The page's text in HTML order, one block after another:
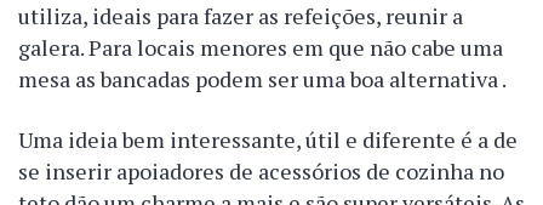
utiliza, ideais para fazer as refeições, reunir a
galera. Para locais menores em que não cabe uma
mesa as bancadas podem ser uma boa alternativa .
Uma ideia bem interessante, útil e diferente é a de
se inserir apoiadores de acessórios de cozinha no